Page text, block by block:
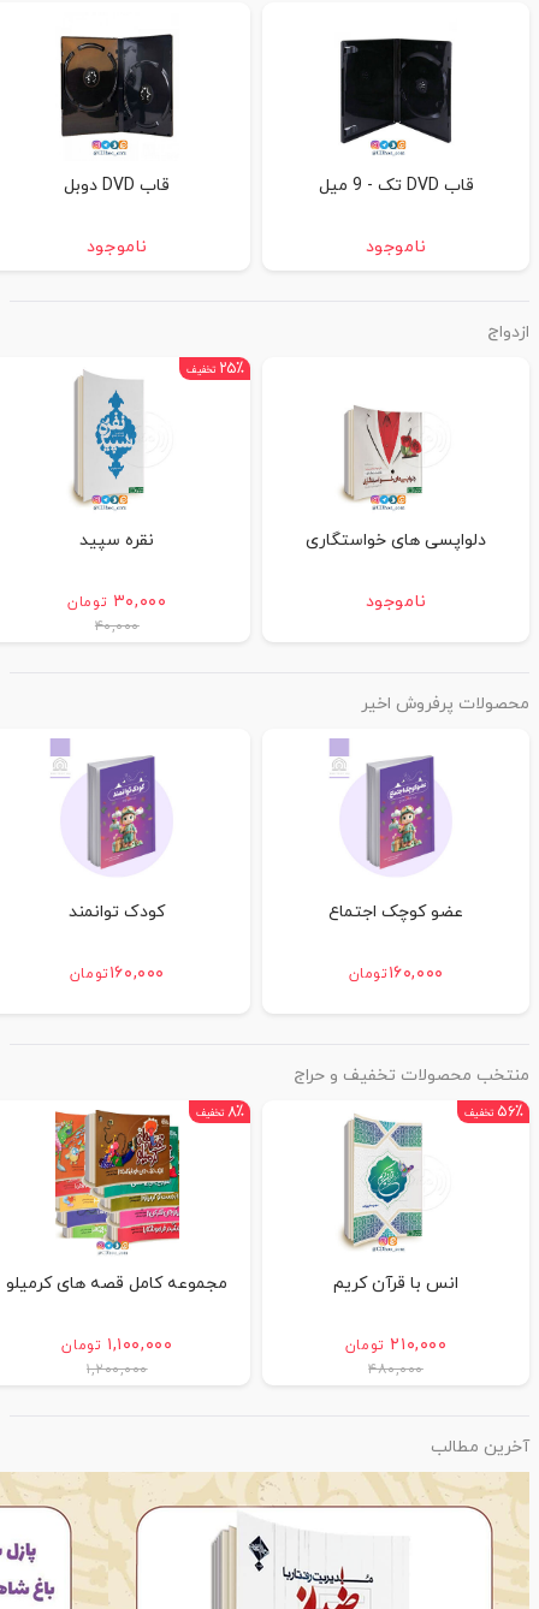
قاب DVD تک - 9 میل
ناموجود
قاب DVD دوبل
ناموجود
ازدواج
دلواپسی های خواستگاری
ناموجود
۲۵٪ تخفیف
نقره سپید
۳۰,۰۰۰ تومان
۴۰,۰۰۰
محصولات پرفروش اخیر
عضو کوچک اجتماع
۱۶۰,۰۰۰تومان
کودک توانمند
۱۶۰,۰۰۰تومان
منتخب محصولات تخفیف و حراج
۵۶٪ تخفیف
انس با قرآن کریم
۲۱۰,۰۰۰ تومان
۴۸۰,۰۰۰
۸٪ تخفیف
مجموعه کامل قصه های کرمیلو
۱,۱۰۰,۰۰۰ تومان
۱,۲۰۰,۰۰۰
آخرین مطالب